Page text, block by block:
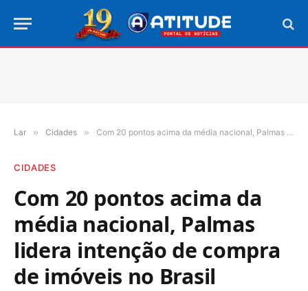
Lar » Cidades » Com 20 pontos acima da média nacional, Palmas lidera intenção de compra de imóveis no Brasil
CIDADES
Com 20 pontos acima da
média nacional, Palmas
lidera intenção de compra
de imóveis no Brasil